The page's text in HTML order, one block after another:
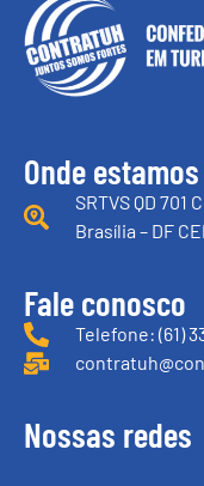
Onde estamos
SRTVS QD 701
Brasília – DF
Fale conosco
Telefone: (61)
Nossas redes